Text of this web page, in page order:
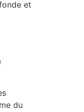
et
du